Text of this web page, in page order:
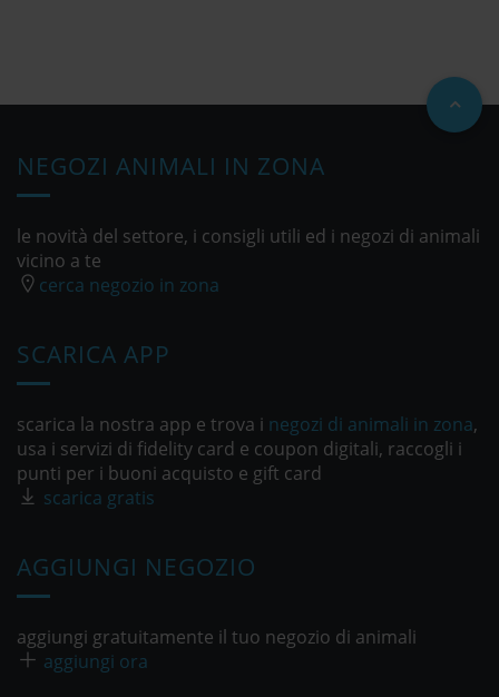
NEGOZI ANIMALI IN ZONA
le novità del settore, i consigli utili ed i negozi di animali
vicino a te
cerca negozio in zona
SCARICA APP
scarica la nostra app e trova i negozi di animali in zona,
usa i servizi di fidelity card e coupon digitali, raccogli i
punti per i buoni acquisto e gift card
scarica gratis
AGGIUNGI NEGOZIO
aggiungi gratuitamente il tuo negozio di animali
aggiungi ora